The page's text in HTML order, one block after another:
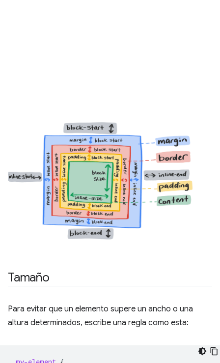
Tamaño
Para evitar que un elemento supere un ancho o una
altura determinados, escribe una regla como esta: